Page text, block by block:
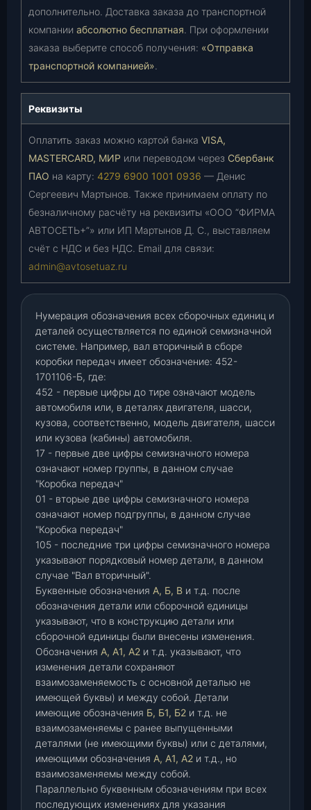
дополнительно. Доставка заказа до транспортной
компании абсолютно бесплатная. При оформлении
заказа выберите способ получения: «Отправка
транспортной компанией».
Реквизиты
Оплатить заказ можно картой банка VISA,
MASTERCARD, МИР или переводом через Сбербанк
ПАО на карту: 4279 6900 1001 0936 — Денис
Сергеевич Мартынов. Также принимаем оплату по
безналичному расчёту на реквизиты «ООО “ФИРМА
АВТОСЕТЬ+”» или ИП Мартынов Д. С., выставляем
счёт с НДС и без НДС. Email для связи:
admin@avtosetuaz.ru
Нумерация обозначения всех сборочных единиц и
деталей осуществляется по единой семизначной
системе. Например, вал вторичный в сборе
коробки передач имеет обозначение: 452-
1701106-Б, где:
452 - первые цифры до тире означают модель
автомобиля или, в деталях двигателя, шасси,
кузова, соответственно, модель двигателя, шасси
или кузова (кабины) автомобиля.
17 - первые две цифры семизначного номера
означают номер группы, в данном случае
"Коробка передач"
01 - вторые две цифры семизначного номера
означают номер подгруппы, в данном случае
"Коробка передач"
105 - последние три цифры семизначного номера
указывают порядковый номер детали, в данном
случае "Вал вторичный".
Буквенные обозначения А, Б, В и т.д. после
обозначения детали или сборочной единицы
указывают, что в конструкцию детали или
сборочной единицы были внесены изменения.
Обозначения А, А1, А2 и т.д. указывают, что
изменения детали сохраняют
взаимозаменяемость с основной деталью не
имеющей буквы) и между собой. Детали
имеющие обозначения Б, Б1, Б2 и т.д. не
взаимозаменяемы с ранее выпущенными
деталями (не имеющими буквы) или с деталями,
имеющими обозначения А, А1, А2 и т.д., но
взаимозаменяемы между собой.
Параллельно буквенным обозначениям при всех
последующих изменениях для указания